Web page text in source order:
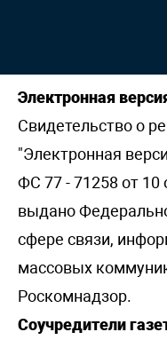
Электронная
Свидетельство о
"Электронная
ФС 77 - 71258 от 10
выдано
сфере связи,
массовых
Роскомнадзор.
Соучредители